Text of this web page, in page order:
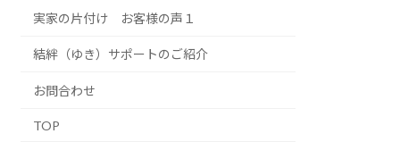
実家の片付け お客様の声１
結絆（ゆき）サポートのご紹介
お問合わせ
TOP